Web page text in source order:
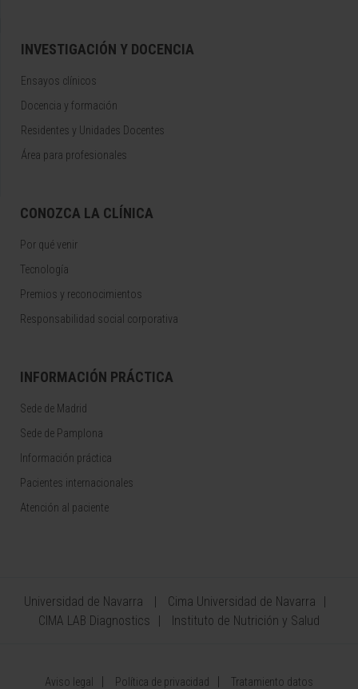
INVESTIGACIÓN Y DOCENCIA
Ensayos clínicos
Docencia y formación
Residentes y Unidades Docentes
Área para profesionales
CONOZCA LA CLÍNICA
Por qué venir
Tecnología
Premios y reconocimientos
Responsabilidad social corporativa
INFORMACIÓN PRÁCTICA
Sede de Madrid
Sede de Pamplona
Información práctica
Pacientes internacionales
Atención al paciente
Universidad de Navarra
Cima Universidad de Navarra
CIMA LAB Diagnostics
Instituto de Nutrición y Salud
Aviso legal Política de privacidad Tratamiento datos